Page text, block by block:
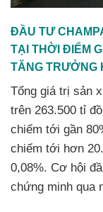
ĐẦU TƯ
TẠI THỜI ĐIỂM
TĂNG TRƯỞNG
Tổng giá trị sản
trên 263.500 tỉ
chiếm tới gần
chiếm tới hơn
0,08%. Cơ hội
chứng minh qua